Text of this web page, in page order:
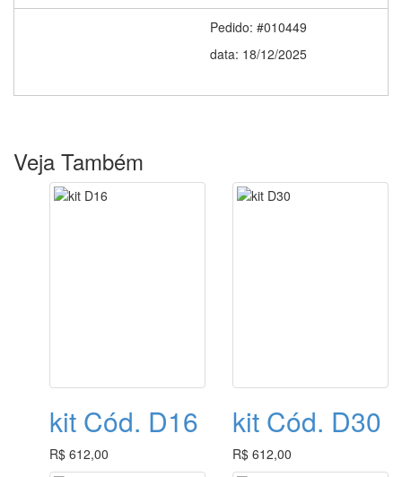
Pedido: #010449
data: 18/12/2025
Pedido: #03788
data: 12/06/2023
Veja Também
kit Cód. D16
R$ 612,00
kit Cód. D30
R$ 612,00